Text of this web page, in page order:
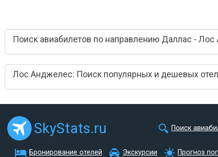
Поиск авиабилетов по направлению Даллас -
Лос Анджелес: Поиск популярных и дешевых
SkyStats.ru Поиск
Бронирование отелей Экскурсии Прогноз